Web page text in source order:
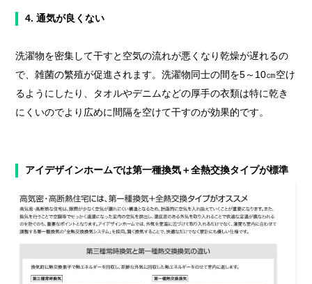
4. 通気が良くない
洗濯物を密集して干すと空気の流れが悪くなり乾燥が遅れるの
で、雑菌の繁殖が促進されます。洗濯物同士の間を5～10㎝空け
るようにしたり、タオルやデニムなどの厚手の衣類は特に乾き
にくいのでより広めに間隔を空けて干すのが効果的です。
アイデザインホームでは第一種換気＋全熱交換タイプが標準